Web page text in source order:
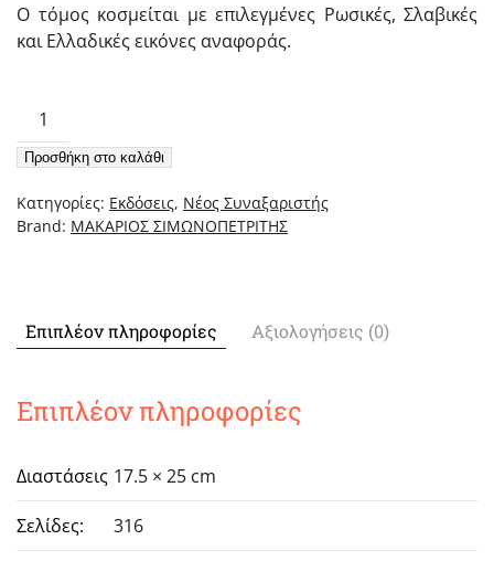
Ο τόμος κοσμείται με επιλεγμένες Ρωσικές, Σλαβικές
και Ελλαδικές εικόνες αναφοράς.
Νέος
Συναξαριστής
της
Ορθοδόξου
Εκκλησίας,
ποσότητα
Προσθήκη στο καλάθι
Κατηγορίες: Εκδόσεις, Νέος Συναξαριστής
Brand: ΜΑΚΑΡΙΟΣ ΣΙΜΩΝΟΠΕΤΡΙΤΗΣ
Επιπλέον πληροφορίες Αξιολογήσεις (0)
Επιπλέον πληροφορίες
Διαστάσεις 17.5 × 25 cm
Σελίδες: 316